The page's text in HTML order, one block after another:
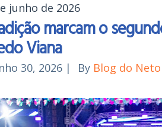
junho de 2026
marcam o
Viana
30, 2026 | By Blog do